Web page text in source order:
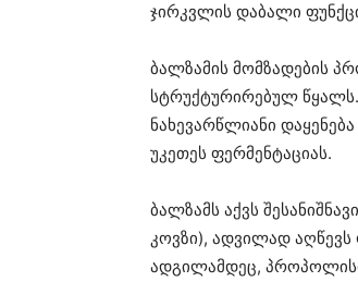
ჯირკვლის დაბალი
ბალზამის მომზადების
სტრუქტურირებულ
ნახევარწლიანი
უკეთეს ფერმენტაციას.
ბალზამს აქვს
კოვზი), ადვილად
ადგილამდეც,